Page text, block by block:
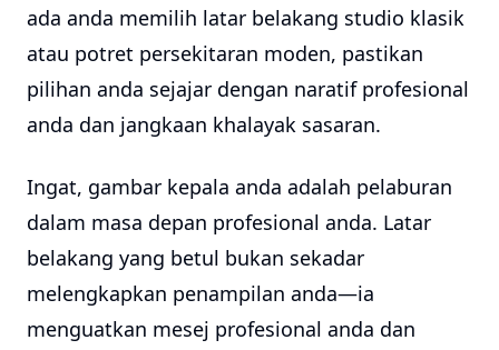
ada anda memilih latar belakang studio klasik
atau potret persekitaran moden, pastikan
pilihan anda sejajar dengan naratif profesional
anda dan jangkaan khalayak sasaran.
Ingat, gambar kepala anda adalah pelaburan
dalam masa depan profesional anda. Latar
belakang yang betul bukan sekadar
melengkapkan penampilan anda—ia
menguatkan mesej profesional anda dan